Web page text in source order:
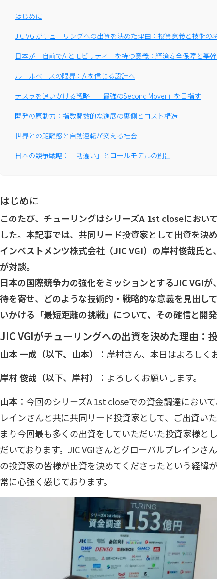
はじめに
JIC VGIがチューリングへの出資を決めた理由：投資意義と技術の
日本が「自前でAIとモビリティ」を持つ意義：経済安全保障と基
ルールベースの限界：AIを信じる設計へ
テスラを追いかける戦略：「最強のSecond Mover」を目指す
開発の原動力：指数関数的な進展の裏側とコスト構造
世界との距離感と自動運転が変える社会
日本の競争戦略：「勘違い」とロールモデルの創出
はじめに
このたび、チューリングはシリーズA 1st closeにおい
した。本記事では、共同リード投資家として出資を決
インベストメンツ株式会社（JIC VGI）の岸村俊哉氏
が対談。
日本の国際競争力の強化をミッションとするJIC VGI
待を寄せ、どのような技術的・戦略的な意義を見出し
いかける「最短距離の挑戦」について、その確信と開
JIC VGIがチューリングへの出資を決めた理由：
山本 一成（以下、山本）
：岸村さん、本日はよろしく
岸村 俊哉（以下、岸村）
：よろしくお願いします。
山本 ：今回のシリーズA 1st closeでの資金調達におい
レインさんと共に共同リード投資家として、ご出資い
まり今回最も多くの出資をしていただいた投資家様と
だいております。JIC VGIさんとグローバルブレインさ
の投資家の皆様が出資を決めてくださったという経緯
常に心強く感じております。